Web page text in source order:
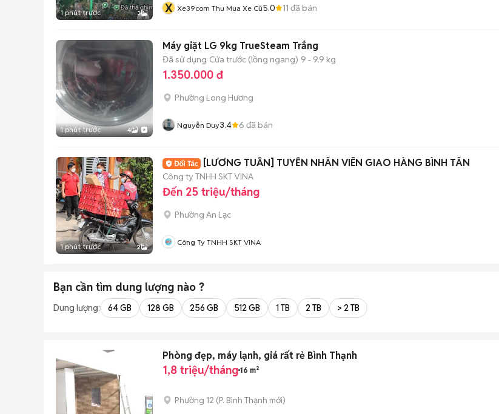
1 phút trước 3 X Xe39com Thu Mua Xe Cũ5.0 11 đã bán
1 phút trước 4
Máy giặt LG 9kg TrueSteam Trắng
Đã sử dụng Cửa trước (lồng ngang) 9 - 9.9 kg
1.350.000 đ
Phường Long Hương
Nguyễn Duy3.4 6 đã bán
1 phút trước 2
[LƯƠNG TUẦN] TUYỂN NHÂN VIÊN GIAO HÀNG BÌNH TÂN
Công ty TNHH SKT VINA
Đến 25 triệu/tháng
Phường An Lạc
Công Ty TNHH SKT VINA
Bạn cần tìm dung lượng nào ?
Dung lượng: 64 GB 128 GB 256 GB 512 GB 1 TB 2 TB > 2 TB
Phòng đẹp, máy lạnh, giá rất rẻ Bình Thạnh
1,8 triệu/tháng 16 m²
Phường 12 (P. Bình Thạnh mới)